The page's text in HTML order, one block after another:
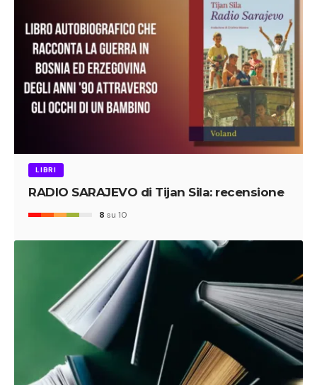
LIBRI
RADIO SARAJEVO di Tijan Sila: recensione
8 su 10